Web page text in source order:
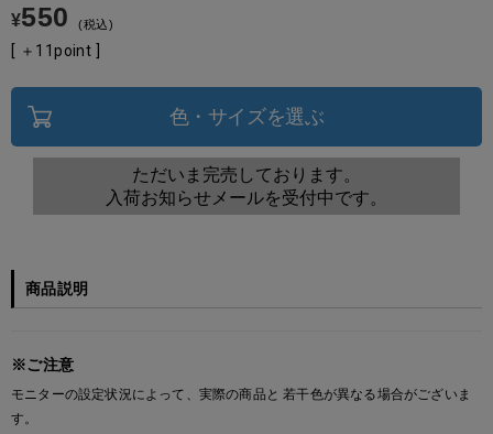
¥550 税込
[ ＋ 11point ]
色・サイズを選ぶ
ただいま完売しております。
入荷お知らせメールを受付中です。
商品説明
※ご注意
モニターの設定状況によって、実際の商品と 若干色が異なる場合がございま
す。